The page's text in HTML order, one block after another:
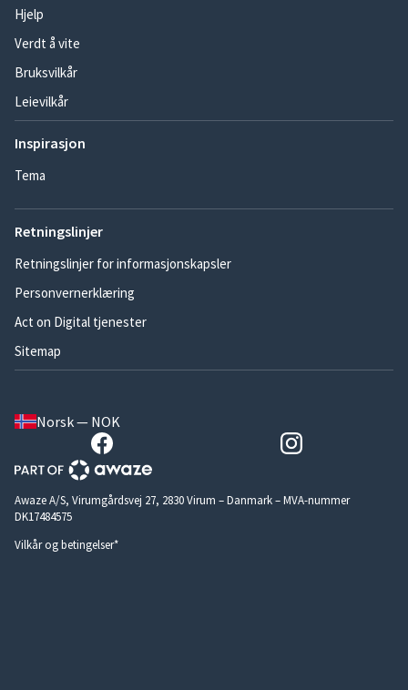
Hjelp
Verdt å vite
Bruksvilkår
Leievilkår
Inspirasjon
Tema
Retningslinjer
Retningslinjer for informasjonskapsler
Personvernerklæring
Act on Digital tjenester
Sitemap
Norsk — NOK
Awaze A/S, Virumgårdsvej 27, 2830 Virum – Danmark – MVA-nummer
DK17484575
Vilkår og betingelser*